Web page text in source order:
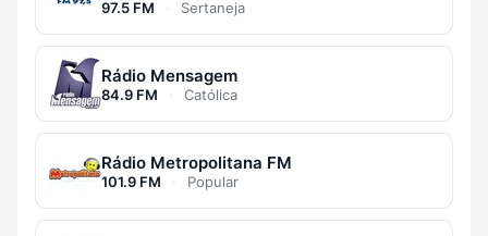
97.5 FM · Sertaneja
Rádio Mensagem
84.9 FM · Católica
Rádio Metropolitana FM
101.9 FM · Popular